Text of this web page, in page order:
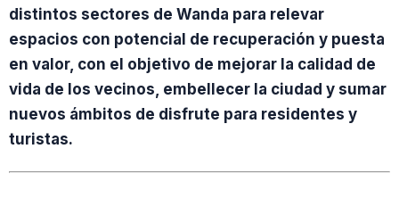
distintos sectores de Wanda para relevar
espacios con potencial de recuperación y puesta
en valor, con el objetivo de mejorar la calidad de
vida de los vecinos, embellecer la ciudad y sumar
nuevos ámbitos de disfrute para residentes y
turistas.